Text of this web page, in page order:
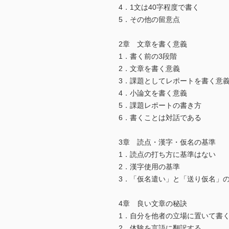
4．1文は40字程度で書く
5．その他の留意点
2章 文章を書く意義
1．書く前の3段階
2．文章を書く意義
3．課題としてレポートを書く意
4．小論文を書く意義
5．課題レポートの書き方
6．書くことは対話である
3章 読点・漢字・仮名の基準
1．読点の打ち方に基準はない
2．漢字使用の基準
3．「仮名遣い」と「送り仮名」
4章 良い文章の秘訣
1．自分を他者の立場に置いて書く